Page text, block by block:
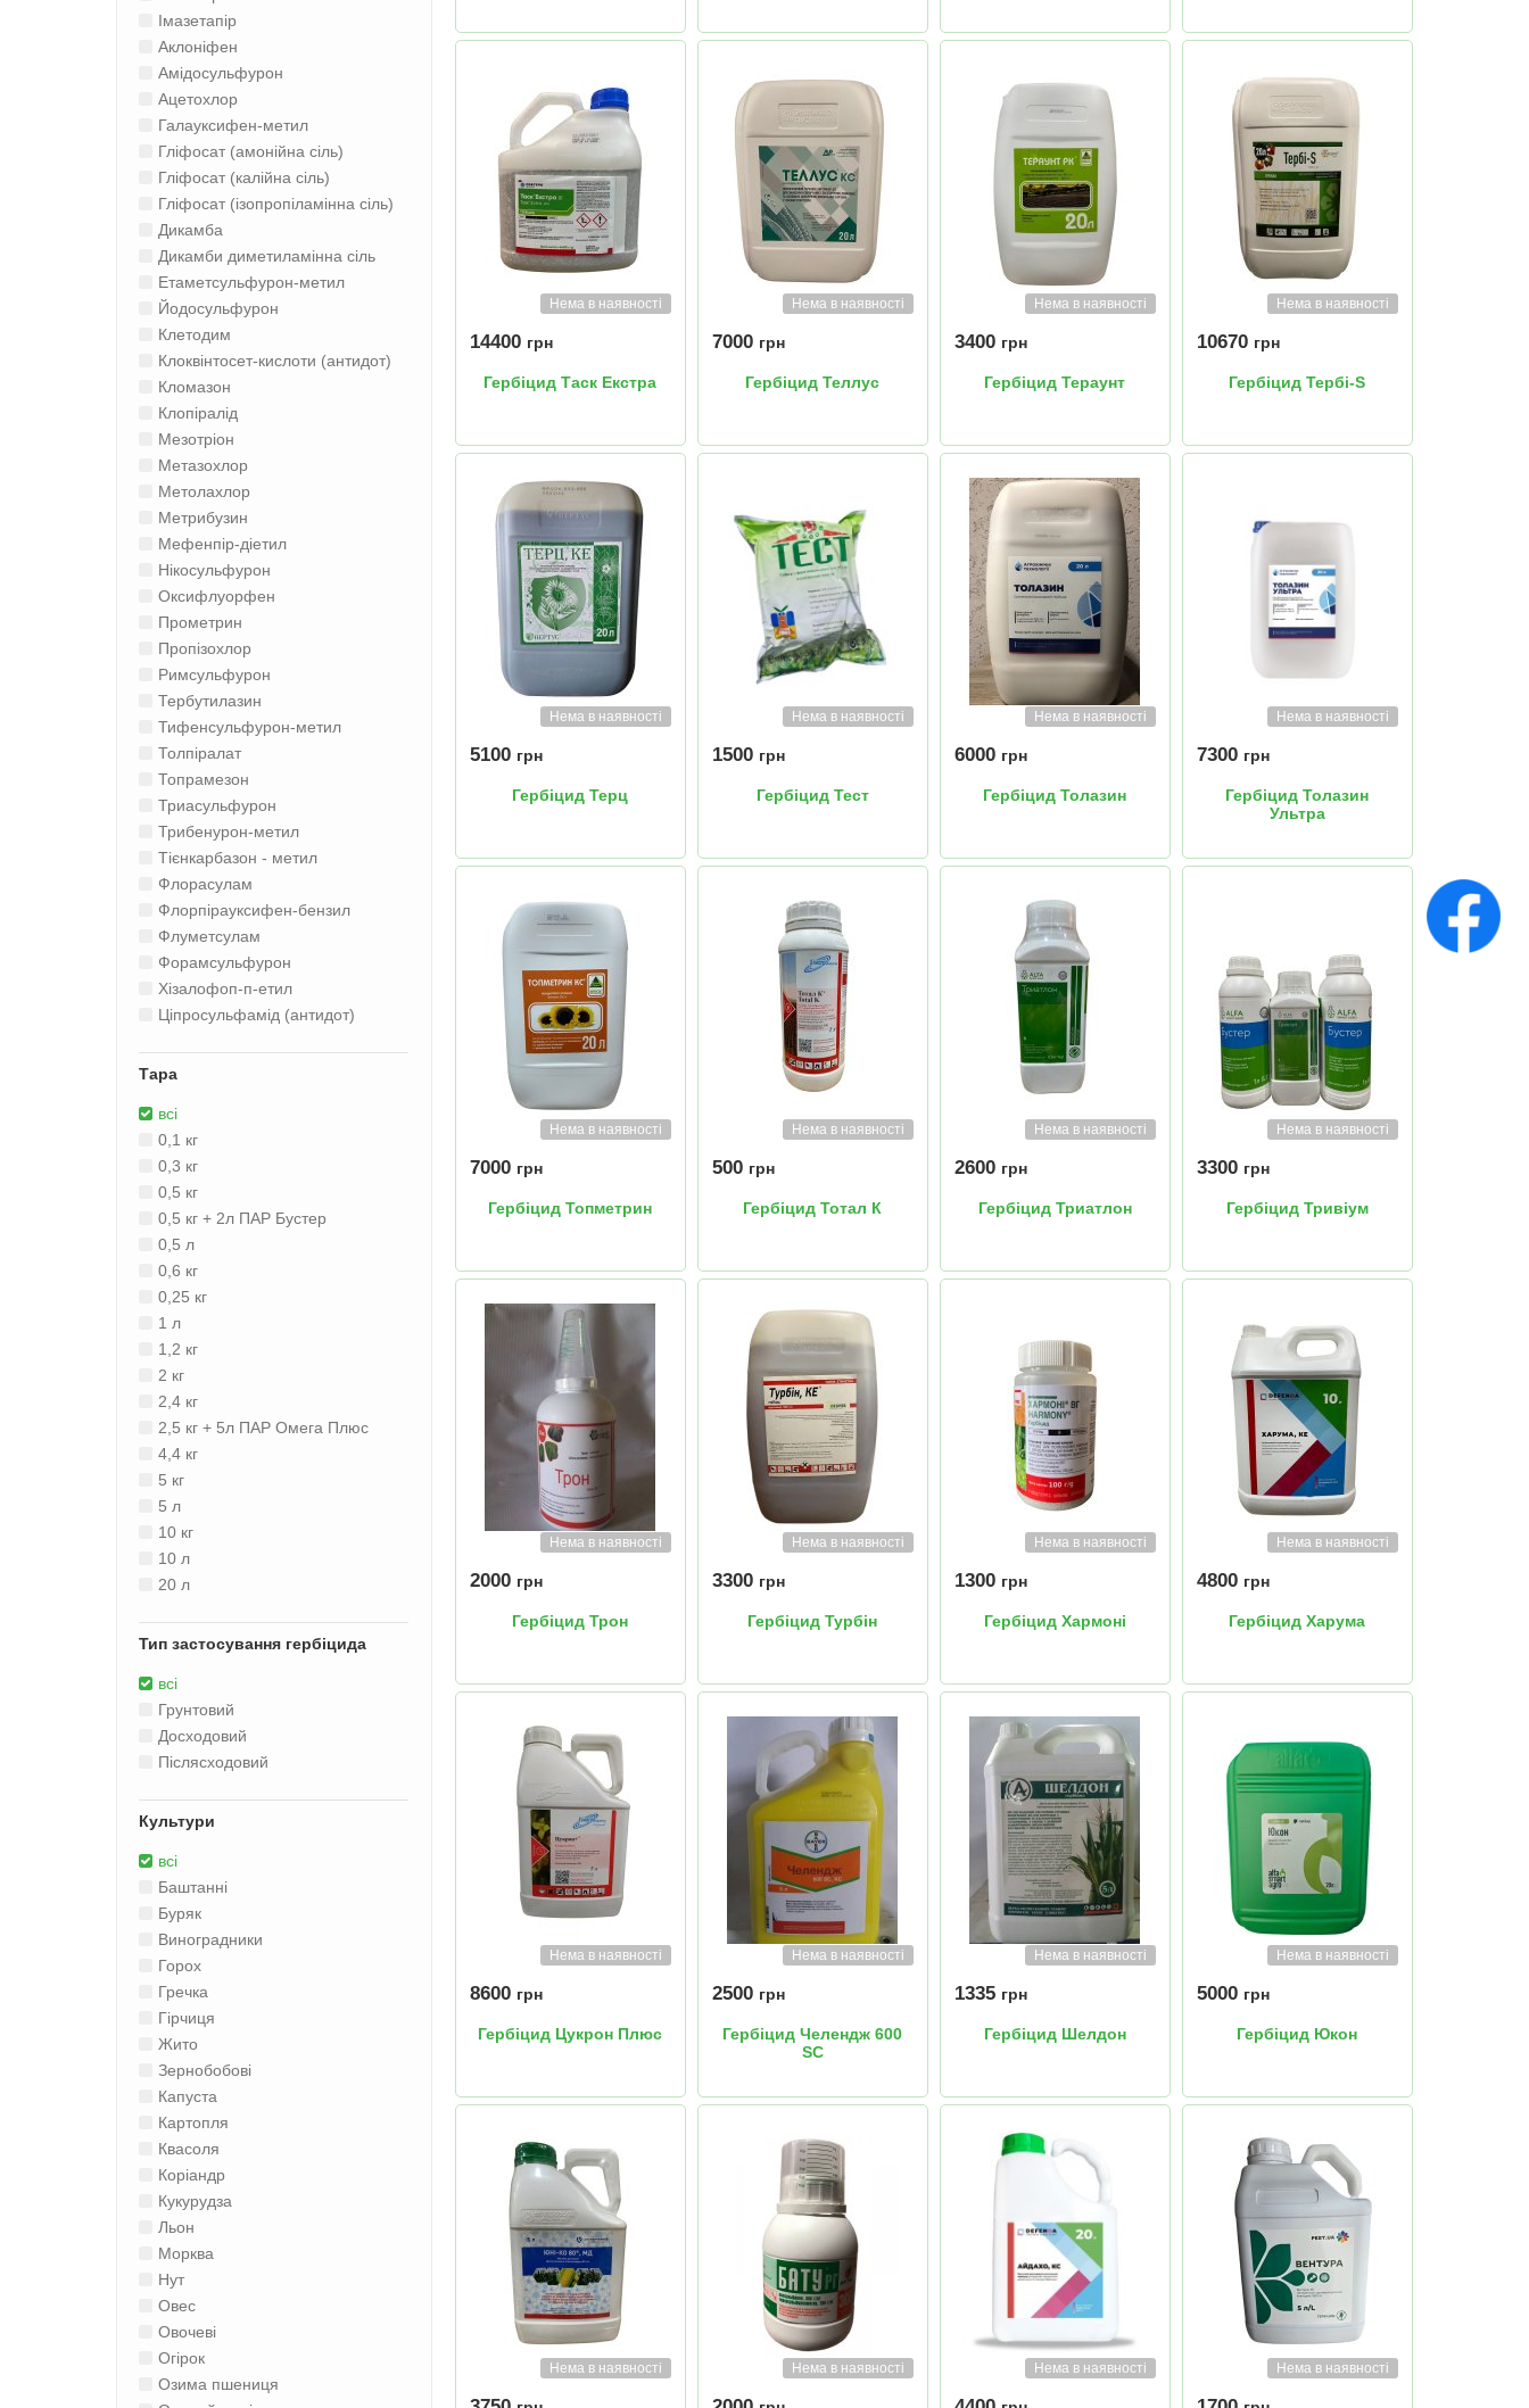
Нема в наявності
14400 грн
Гербіцид Таск Екстра
Нема в наявності
7000 грн
Гербіцид Теллус
Нема в наявності
3400 грн
Гербіцид Тераунт
Нема в наявності
10670 грн
Гербіцид Тербі-S
Нема в наявності
5100 грн
Гербіцид Терц
Нема в наявності
1500 грн
Гербіцид Тест
Нема в наявності
6000 грн
Гербіцид Толазин
Нема в наявності
7300 грн
Гербіцид Толазин
Ультра
Нема в наявності
7000 грн
Гербіцид Топметрин
Нема в наявності
500 грн
Гербіцид Тотал К
Нема в наявності
2600 грн
Гербіцид Триатлон
Нема в наявності
3300 грн
Гербіцид Тривіум
Нема в наявності
2000 грн
Гербіцид Трон
Нема в наявності
3300 грн
Гербіцид Турбін
Нема в наявності
1300 грн
Гербіцид Хармоні
Нема в наявності
4800 грн
Гербіцид Харума
Нема в наявності
8600 грн
Гербіцид Цукрон Плюс
Нема в наявності
2500 грн
Гербіцид Челендж 600
SC
Нема в наявності
1335 грн
Гербіцид Шелдон
Нема в наявності
5000 грн
Гербіцид Юкон
Нема в наявності Нема в наявності Нема в наявності Нема в наявності
Імазетапір
Аклоніфен
Амідосульфурон
Ацетохлор
Галауксифен-метил
Гліфосат (амонійна сіль)
Гліфосат (калійна сіль)
Гліфосат (ізопропіламінна сіль)
Дикамба
Дикамби диметиламінна сіль
Етаметсульфурон-метил
Йодосульфурон
Клетодим
Клоквінтосет-кислоти (антидот)
Кломазон
Клопіралід
Мезотріон
Метазохлор
Метолахлор
Метрибузин
Мефенпір-діетил
Нікосульфурон
Оксифлуорфен
Прометрин
Пропізохлор
Римсульфурон
Тербутилазин
Тифенсульфурон-метил
Толпіралат
Топрамезон
Триасульфурон
Трибенурон-метил
Тієнкарбазон - метил
Флорасулам
Флорпірауксифен-бензил
Флуметсулам
Форамсульфурон
Хізалофоп-п-етил
Ціпросульфамід (антидот)
Тара
всі
0,1 кг
0,3 кг
0,5 кг
0,5 кг + 2л ПАР Бустер
0,5 л
0,6 кг
0,25 кг
1 л
1,2 кг
2 кг
2,4 кг
2,5 кг + 5л ПАР Омега Плюс
4,4 кг
5 кг
5 л
10 кг
10 л
20 л
Тип застосування гербіцида
всі
Грунтовий
Досходовий
Післясходовий
Культури
всі
Баштанні
Буряк
Виноградники
Горох
Гречка
Гірчиця
Жито
Зернобобові
Капуста
Картопля
Квасоля
Коріандр
Кукурудза
Льон
Морква
Нут
Овес
Овочеві
Огірок
Озима пшениця